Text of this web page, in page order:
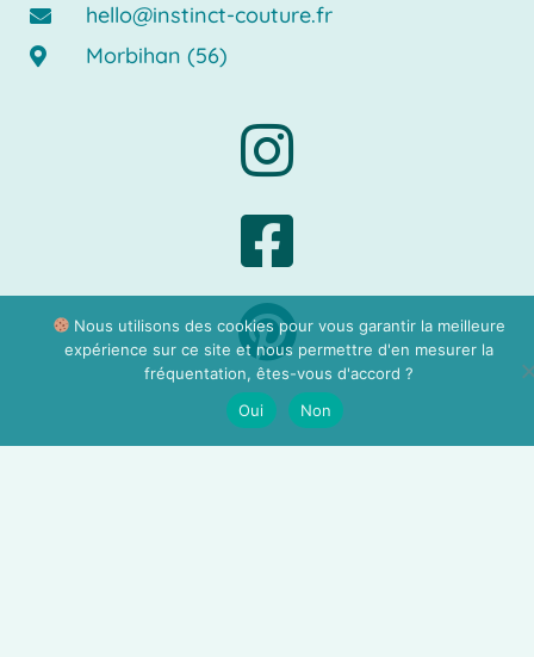
hello@instinct-couture.fr
Morbihan (56)
Nous utilisons des cookies pour vous garantir la meilleure
expérience sur ce site et nous permettre d'en mesurer la
fréquentation, êtes-vous d'accord ?
Oui
Non